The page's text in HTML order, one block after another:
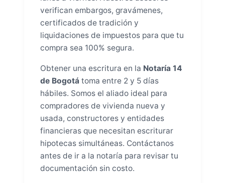
verifican embargos, gravámenes,
certificados de tradición y
liquidaciones de impuestos para que tu
compra sea 100% segura.
Obtener una escritura en la Notaría 14
de Bogotá toma entre 2 y 5 días
hábiles. Somos el aliado ideal para
compradores de vivienda nueva y
usada, constructores y entidades
financieras que necesitan escriturar
hipotecas simultáneas. Contáctanos
antes de ir a la notaría para revisar tu
documentación sin costo.